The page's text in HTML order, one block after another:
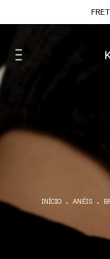
INÍCIO . ANÉIS .